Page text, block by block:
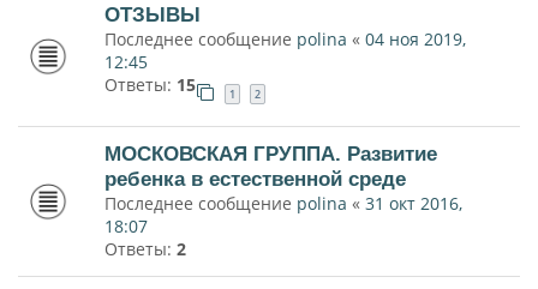
ОТЗЫВЫ
Последнее сообщение polina « 04 ноя 2019,
12:45
Ответы: 15 1 2
МОСКОВСКАЯ ГРУППА. Развитие
ребенка в естественной среде
Последнее сообщение polina « 31 окт 2016,
18:07
Ответы: 2